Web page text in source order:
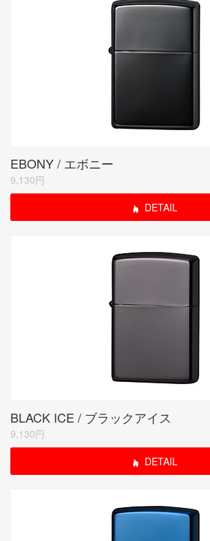
EBONY / エボニー
9,130円
DETAIL
BLACK ICE / ブラックアイス
9,130円
DETAIL